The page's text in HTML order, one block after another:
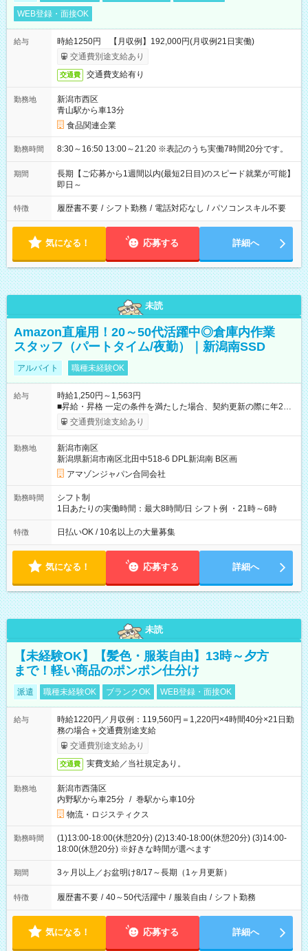
WEB登録・面接OK
給与
時給1250円 【月収例】192,000円(月収例21日実働)
交通費別途支給あり
交通費 交通費支給有り
勤務地
新潟市西区
青山駅から車13分
食品関連企業
勤務時間 8:30～16:50 13:00～21:20 ※表記のうち実働7時間20分です。
期間
長期【ご応募から1週間以内(最短2日目)のスピード就業が可能】
即日～
特徴 履歴書不要 / シフト勤務 / 電話対応なし / パソコンスキル不要
気になる！ 応募する 詳細へ
未読
Amazon直雇用！20～50代活躍中◎倉庫内作業
スタッフ（パートタイム/夜勤）｜新潟南SSD
アルバイト 職種未経験OK
給与
時給1,250円～1,563円
■昇給・昇格 一定の条件を満たした場合、契約更新の際に年2回
まで昇給の機会があります。 ■正社員登用制度あり ※月末締/翌
月25日支払い ※時間外手当、別途支給 ※深夜割増賃金 (22:00～
☆Amazon直雇用で安定して働けます！ 【試用期間】試用期間
あり 試用期間の長さ：1週間 雇用形態、給与は本採用時と同じ
です。
交通費別途支給あり
勤務地
新潟市南区
新潟県新潟市南区北田中518-6 DPL新潟南 B区画
アマゾンジャパン合同会社
勤務時間
シフト制
1日あたりの実働時間：最大8時間/日 シフト例 ・21時～6時
特徴 日払いOK / 10名以上の大量募集
気になる！ 応募する 詳細へ
未読
【未経験OK】【髪色・服装自由】13時～夕方
まで！軽い商品のポンポン仕分け
派遣 職種未経験OK ブランクOK WEB登録・面接OK
給与
時給1220円／月収例：119,560円＝1,220円×4時間40分×21日勤
務の場合＋交通費別途支給
交通費別途支給あり
交通費 実費支給／当社規定あり。
勤務地
新潟市西蒲区
内野駅から車25分 / 巻駅から車10分
物流・ロジスティクス
勤務時間
(1)13:00-18:00(休憩20分) (2)13:40-18:00(休憩20分) (3)14:00-
18:00(休憩20分) ※好きな時間が選べます
期間 3ヶ月以上／お盆明け8/17～長期（1ヶ月更新）
特徴 履歴書不要 / 40～50代活躍中 / 服装自由 / シフト勤務
気になる！ 応募する 詳細へ